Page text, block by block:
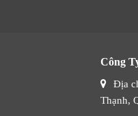
Công
Địa
Thạnh,